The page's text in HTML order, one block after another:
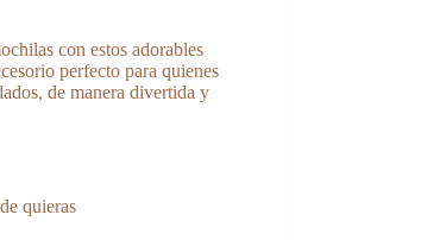
con estos adorables
perfecto para quienes
de manera divertida y
quieras